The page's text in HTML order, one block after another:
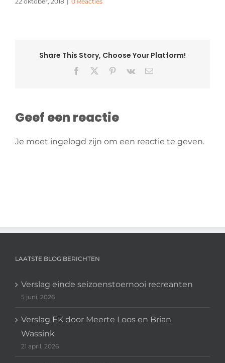
Share This Story, Choose Your Platform!
Facebook Pinterest
Vk
E-
Geef een reactie
Je moet ingelogd zijn om een reactie te geven.
LAATSTE BLOG BERICHTEN
Verslag einde seizoenstoernooi recreanten
5 juni, 2026
Verslag EK door Meerte Loos en Brian
Wassink
21 april, 2026